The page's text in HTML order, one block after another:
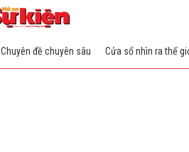
Chuyên đề chuyên sâu Cửa sổ nhìn ra thế